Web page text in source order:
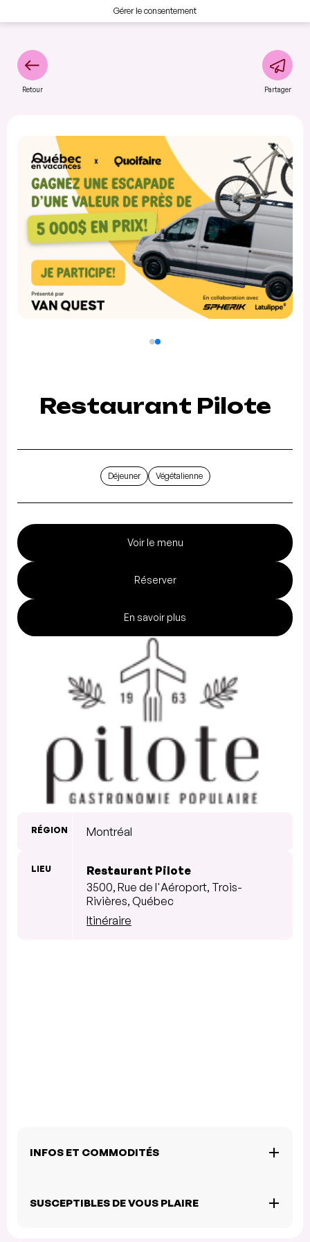
Gérer le consentement
Retour Partager
Restaurant Pilote
Déjeuner Végétalienne
Voir le menu
Réserver
En savoir plus
RÉGION Montréal
LIEU
Restaurant Pilote
3500, Rue de l'Aéroport, Trois-
Rivières, Québec
Itinéraire
INFOS ET COMMODITÉS
SUSCEPTIBLES DE VOUS PLAIRE